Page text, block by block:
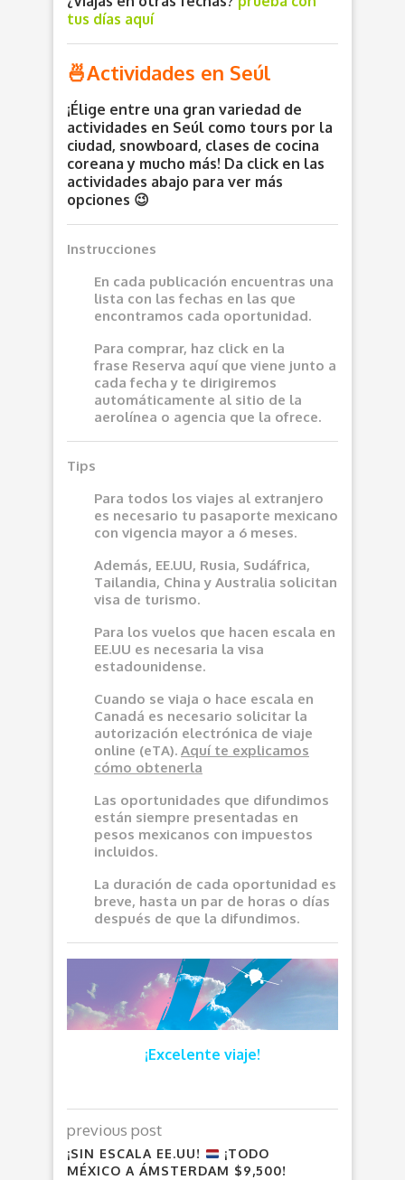
tus días aquí
🍜Actividades en Seúl
¡Élige entre una gran variedad de
actividades en Seúl como tours por la
ciudad, snowboard, clases de cocina
coreana y mucho más! Da click en las
actividades abajo para ver más
opciones 😉
Instrucciones
En cada publicación encuentras una
lista con las fechas en las que
encontramos cada oportunidad.
Para comprar, haz click en la
frase Reserva aquí que viene junto a
cada fecha y te dirigiremos
automáticamente al sitio de la
aerolínea o agencia que la ofrece.
Tips
Para todos los viajes al extranjero
es necesario tu pasaporte mexicano
con vigencia mayor a 6 meses.
Además, EE.UU, Rusia, Sudáfrica,
Tailandia, China y Australia solicitan
visa de turismo.
Para los vuelos que hacen escala en
EE.UU es necesaria la visa
estadounidense.
Cuando se viaja o hace escala en
Canadá es necesario solicitar la
autorización electrónica de viaje
online (eTA). Aquí te explicamos
cómo obtenerla
Las oportunidades que difundimos
están siempre presentadas en
pesos mexicanos con impuestos
incluidos.
La duración de cada oportunidad es
breve, hasta un par de horas o días
después de que la difundimos.
¡Excelente viaje!
previous post
¡SIN ESCALA EE.UU!
¡TODO
MÉXICO A ÁMSTERDAM $9,500!